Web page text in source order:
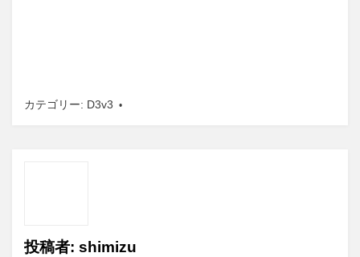
カテゴリー: D3v3
投稿者: shimizu